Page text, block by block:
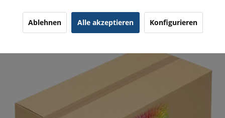
(23) 4.09/5.00
Ablehnen Alle akzeptieren Konfigurieren